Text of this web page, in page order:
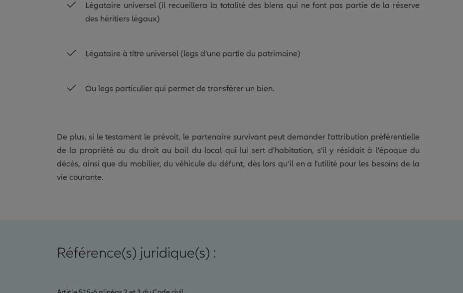
Légataire universel (il recueillera la totalité des biens qui ne font pas partie de la réserve
des héritiers légaux)
Légataire à titre universel (legs d’une partie du patrimoine)
Ou legs particulier qui permet de transférer un bien.
De plus, si le testament le prévoit, le partenaire survivant peut demander l’attribution préférentielle
de la propriété ou du droit au bail du local qui lui sert d'habitation, s'il y résidait à l'époque du
décès, ainsi que du mobilier, du véhicule du défunt, dès lors qu’il en a l’utilité pour les besoins de la
vie courante.
Référence(s) juridique(s) :